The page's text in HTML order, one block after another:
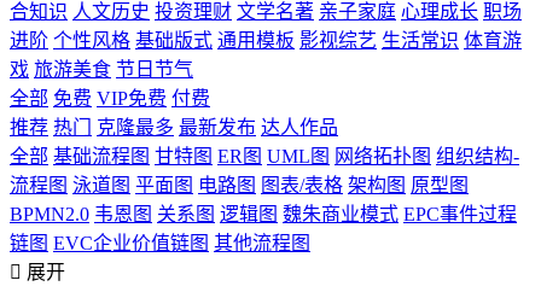
合知识 人文历史 投资理财 文学名著 亲子家庭 心理成长 职场
进阶 个性风格 基础版式 通用模板 影视综艺 生活常识 体育游
戏 旅游美食 节日节气
全部 免费 VIP免费 付费
推荐 热门 克隆最多 最新发布 达人作品
全部 基础流程图 甘特图 ER图 UML图 网络拓扑图 组织结构-
流程图 泳道图 平面图 电路图 图表/表格 架构图 原型图
BPMN2.0 韦恩图 关系图 逻辑图 魏朱商业模式 EPC事件过程
链图 EVC企业价值链图 其他流程图
 展开